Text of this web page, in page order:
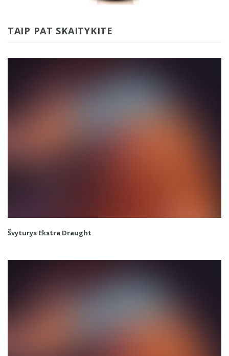
TAIP PAT SKAITYKITE
Švyturys Ekstra Draught